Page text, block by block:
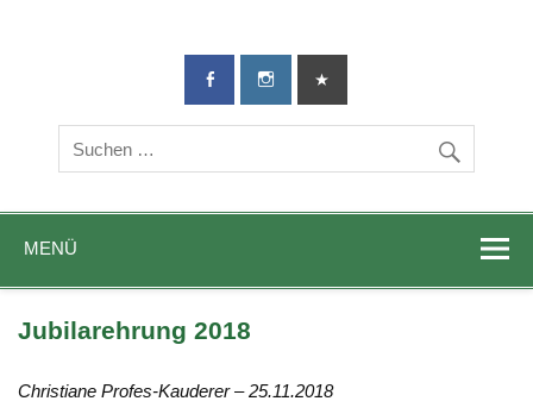
TG-Geislingen
DIE Sportadresse in Geislingen!
MENÜ
Jubilarehrung 2018
Christiane Profes-Kauderer – 25.11.2018